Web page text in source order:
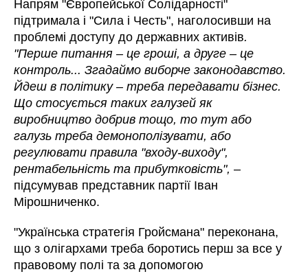
Напрям "Європейської Солідарності"
підтримала і "Сила і Честь", наголосивши на
проблемі доступу до державних активів.
"Перше питання – це гроші, а друге – це
контроль... Згадаймо виборче законодавство.
Йдеш в політику – треба передавати бізнес.
Що стосується таких галузей як
виробництво добрив тощо, то тут або
галузь треба демонополізувати, або
регулювати правила "входу-виходу",
рентабельність та прибутковість", –
підсумував представник партії Іван
Мірошниченко.
"Українська стратегія Гройсмана" переконана,
що з олігархами треба боротись перш за все у
правовому полі та за допомогою